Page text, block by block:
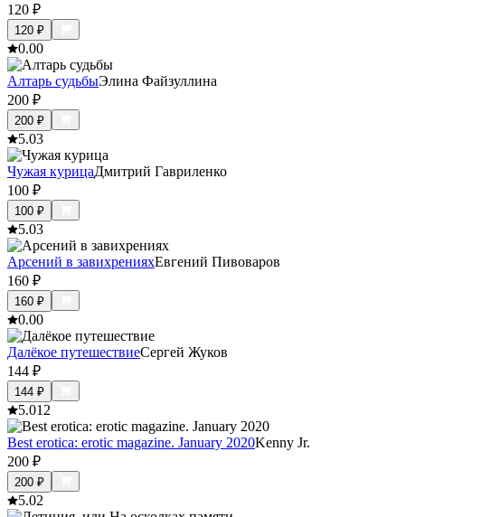
120 ₽
120 ₽
0.00
Алтарь судьбыЭлина Файзуллина
200 ₽
200 ₽
5.03
Чужая курицаДмитрий Гавриленко
100 ₽
100 ₽
5.03
Арсений в завихренияхЕвгений Пивоваров
160 ₽
160 ₽
0.00
Далёкое путешествиеСергей Жуков
144 ₽
144 ₽
5.012
Best erotica: erotic magazine. January 2020Kenny Jr.
200 ₽
200 ₽
5.02